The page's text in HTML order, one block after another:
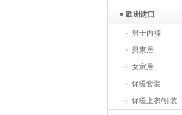
欧洲进口
男士内裤
男家居
女家居
保暖套装
保暖上衣/裤装